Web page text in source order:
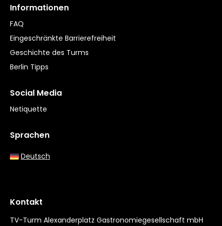
Informationen
FAQ
Eingeschränkte Barrierefreiheit
Geschichte des Turms
Berlin Tipps
Social Media
Netiquette
Sprachen
Deutsch
Kontakt
TV-Turm Alexanderplatz Gastronomiegesellschaft mbH